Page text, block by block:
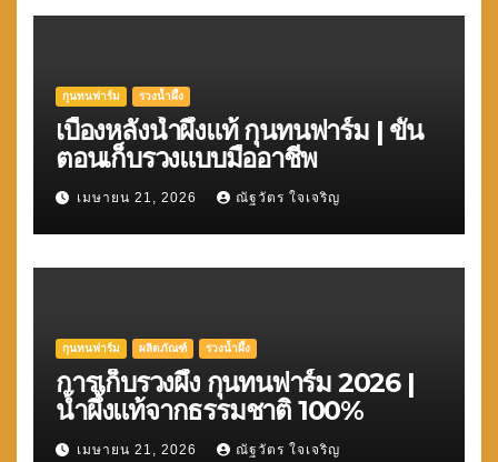
กุนทนฟาร์ม รวงน้ำผึ้ง
เบื้องหลังน้ำผึ้งแท้ กุนทนฟาร์ม | ขั้น
ตอนเก็บรวงแบบมืออาชีพ
เมษายน 21, 2026 ณัฐวัตร ใจเจริญ
กุนทนฟาร์ม ผลิตภัณฑ์ รวงน้ำผึ้ง
การเก็บรวงผึ้ง กุนทนฟาร์ม 2026 |
น้ำผึ้งแท้จากธรรมชาติ 100%
เมษายน 21, 2026 ณัฐวัตร ใจเจริญ